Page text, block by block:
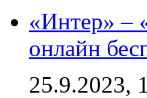
«Интер» –
онлайн
25.9.2023,